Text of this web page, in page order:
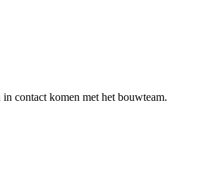
contact komen met het bouwteam.